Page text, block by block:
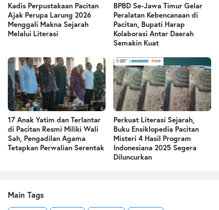
Kadis Perpustakaan Pacitan
Ajak Perupa Larung 2026
Menggali Makna Sejarah
Melalui Literasi
BPBD Se-Jawa Timur Gelar
Peralatan Kebencanaan di
Pacitan, Bupati Harap
Kolaborasi Antar Daerah
Semakin Kuat
17 Anak Yatim dan Terlantar
di Pacitan Resmi Miliki Wali
Sah, Pengadilan Agama
Tetapkan Perwalian Serentak
Perkuat Literasi Sejarah,
Buku Ensiklopedia Pacitan
Misteri 4 Hasil Program
Indonesiana 2025 Segera
Diluncurkan
Main Tags